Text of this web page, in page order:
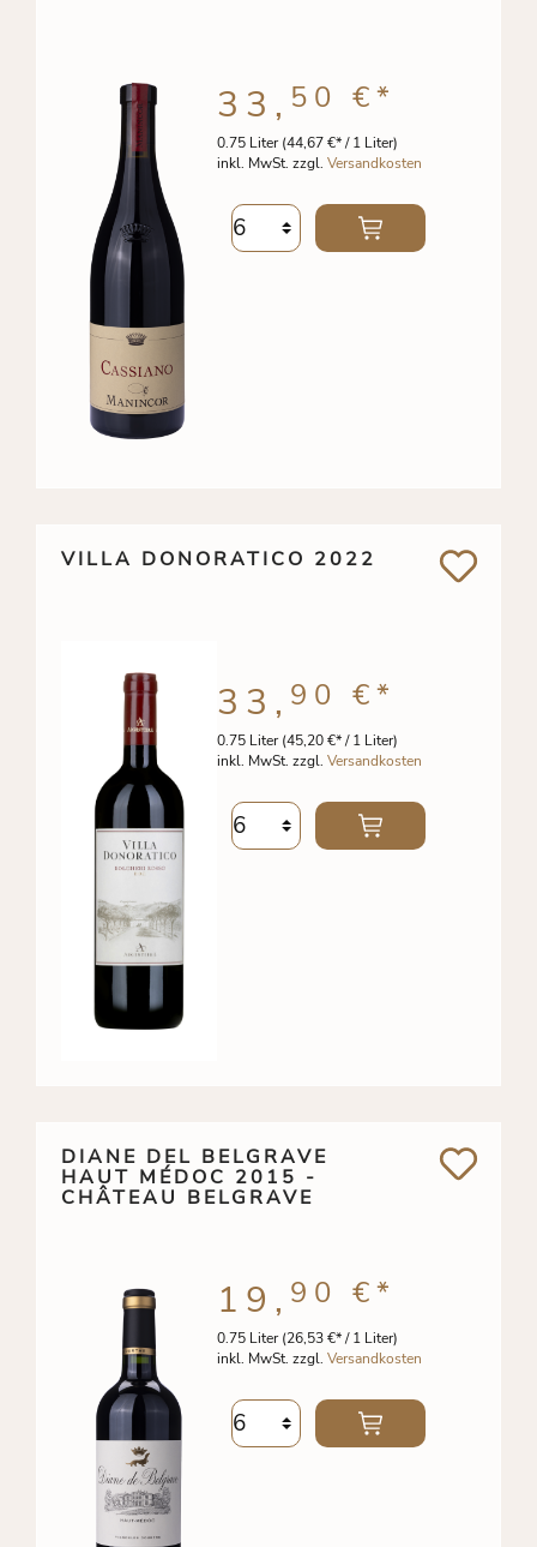
0.75 Liter(44,67 €* / 1 Liter)
inkl. MwSt. zzgl. Versandkosten
33, 50 €*
VILLA DONORATICO 2022
0.75 Liter(45,20 €* / 1 Liter)
inkl. MwSt. zzgl. Versandkosten
33, 90 €*
DIANE DEL BELGRAVE
HAUT MÉDOC 2015 -
CHÂTEAU BELGRAVE
0.75 Liter(26,53 €* / 1 Liter)
inkl. MwSt. zzgl. Versandkosten
19, 90 €*